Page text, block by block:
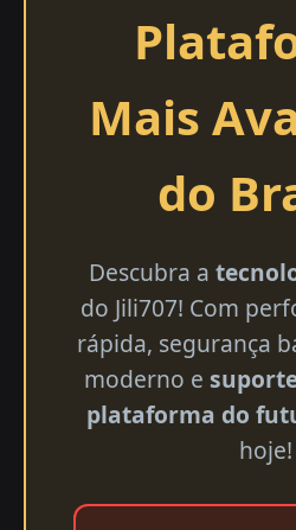
Mais
do
Descubra a
do Jili707! Com
rápida, segurança
moderno e
plataforma do
hoje!